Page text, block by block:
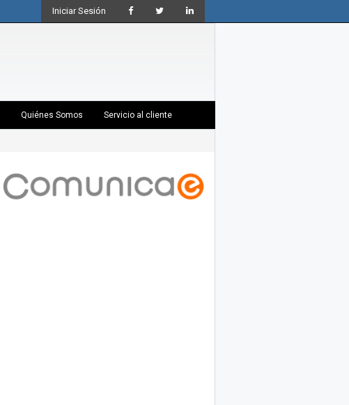
Iniciar Sesión
Quiénes Somos Servicio al cliente